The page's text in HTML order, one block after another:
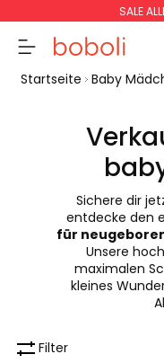
SALE
Zwischensumme
Gesamtbetrag
weiter
Startseite Baby
Sichere dir
entdecke den
für
Unsere
maximalen
kleines
Filter